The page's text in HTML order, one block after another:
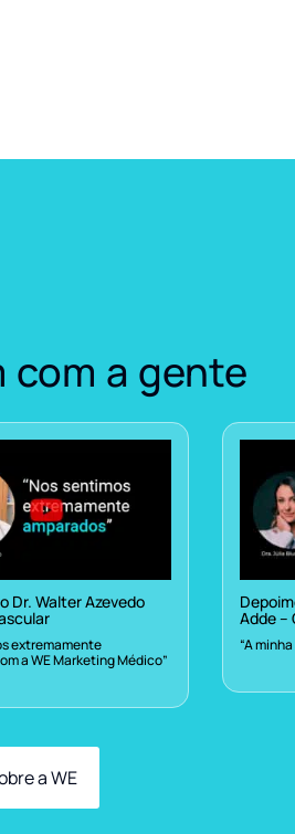
com a gente
Dr. Walter Azevedo
extremamente
a WE Marketing Médico”
Adde –
“A
a WE